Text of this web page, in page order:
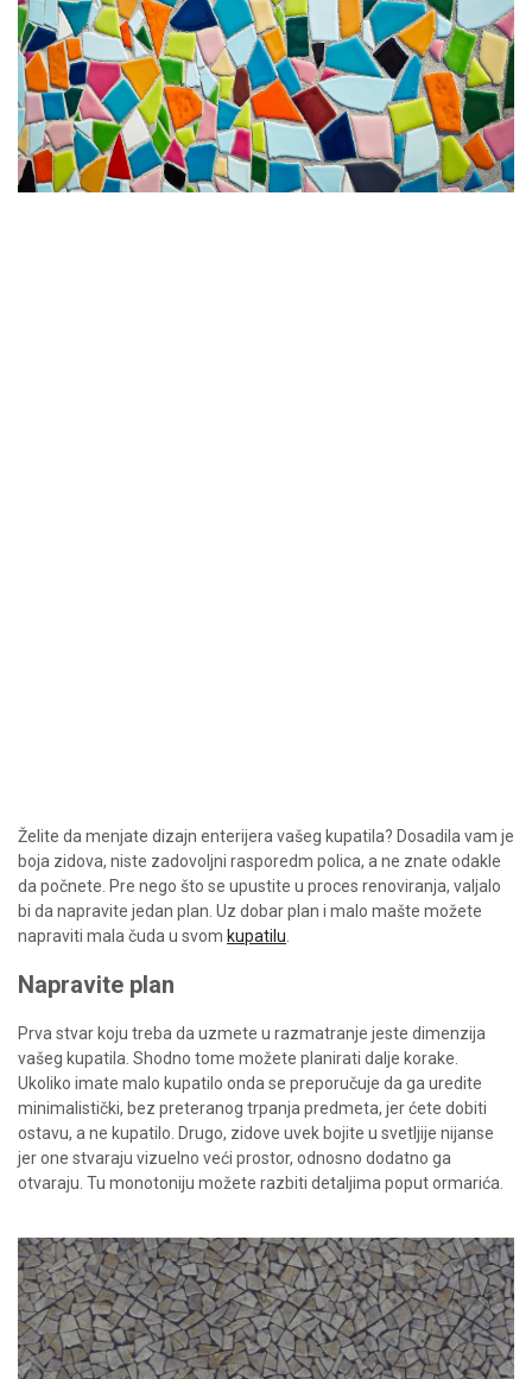
Želite da menjate dizajn enterijera vašeg kupatila? Dosadila vam je
boja zidova, niste zadovoljni rasporedm polica, a ne znate odakle
da počnete. Pre nego što se upustite u proces renoviranja, valjalo
bi da napravite jedan plan. Uz dobar plan i malo mašte možete
napraviti mala čuda u svom kupatilu
Napravite plan
Prva stvar koju treba da uzmete u razmatranje jeste dimenzija
vašeg kupatila. Shodno tome možete planirati dalje korake.
Ukoliko imate malo kupatilo onda se preporučuje da ga uredite
minimalistički, bez preteranog trpanja predmeta, jer ćete dobiti
ostavu, a ne kupatilo. Drugo, zidove uvek bojite u svetljije nijanse
jer one stvaraju vizuelno veći prostor, odnosno dodatno ga
otvaraju. Tu monotoniju možete razbiti detaljima poput ormarića.